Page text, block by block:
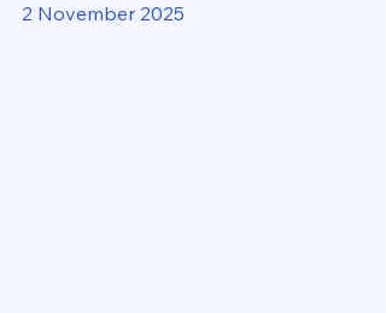
2 November 2025